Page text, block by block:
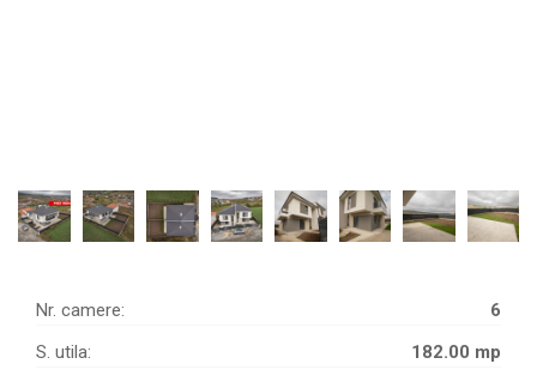
Nr. camere:
6
S. utila:
182.00 mp